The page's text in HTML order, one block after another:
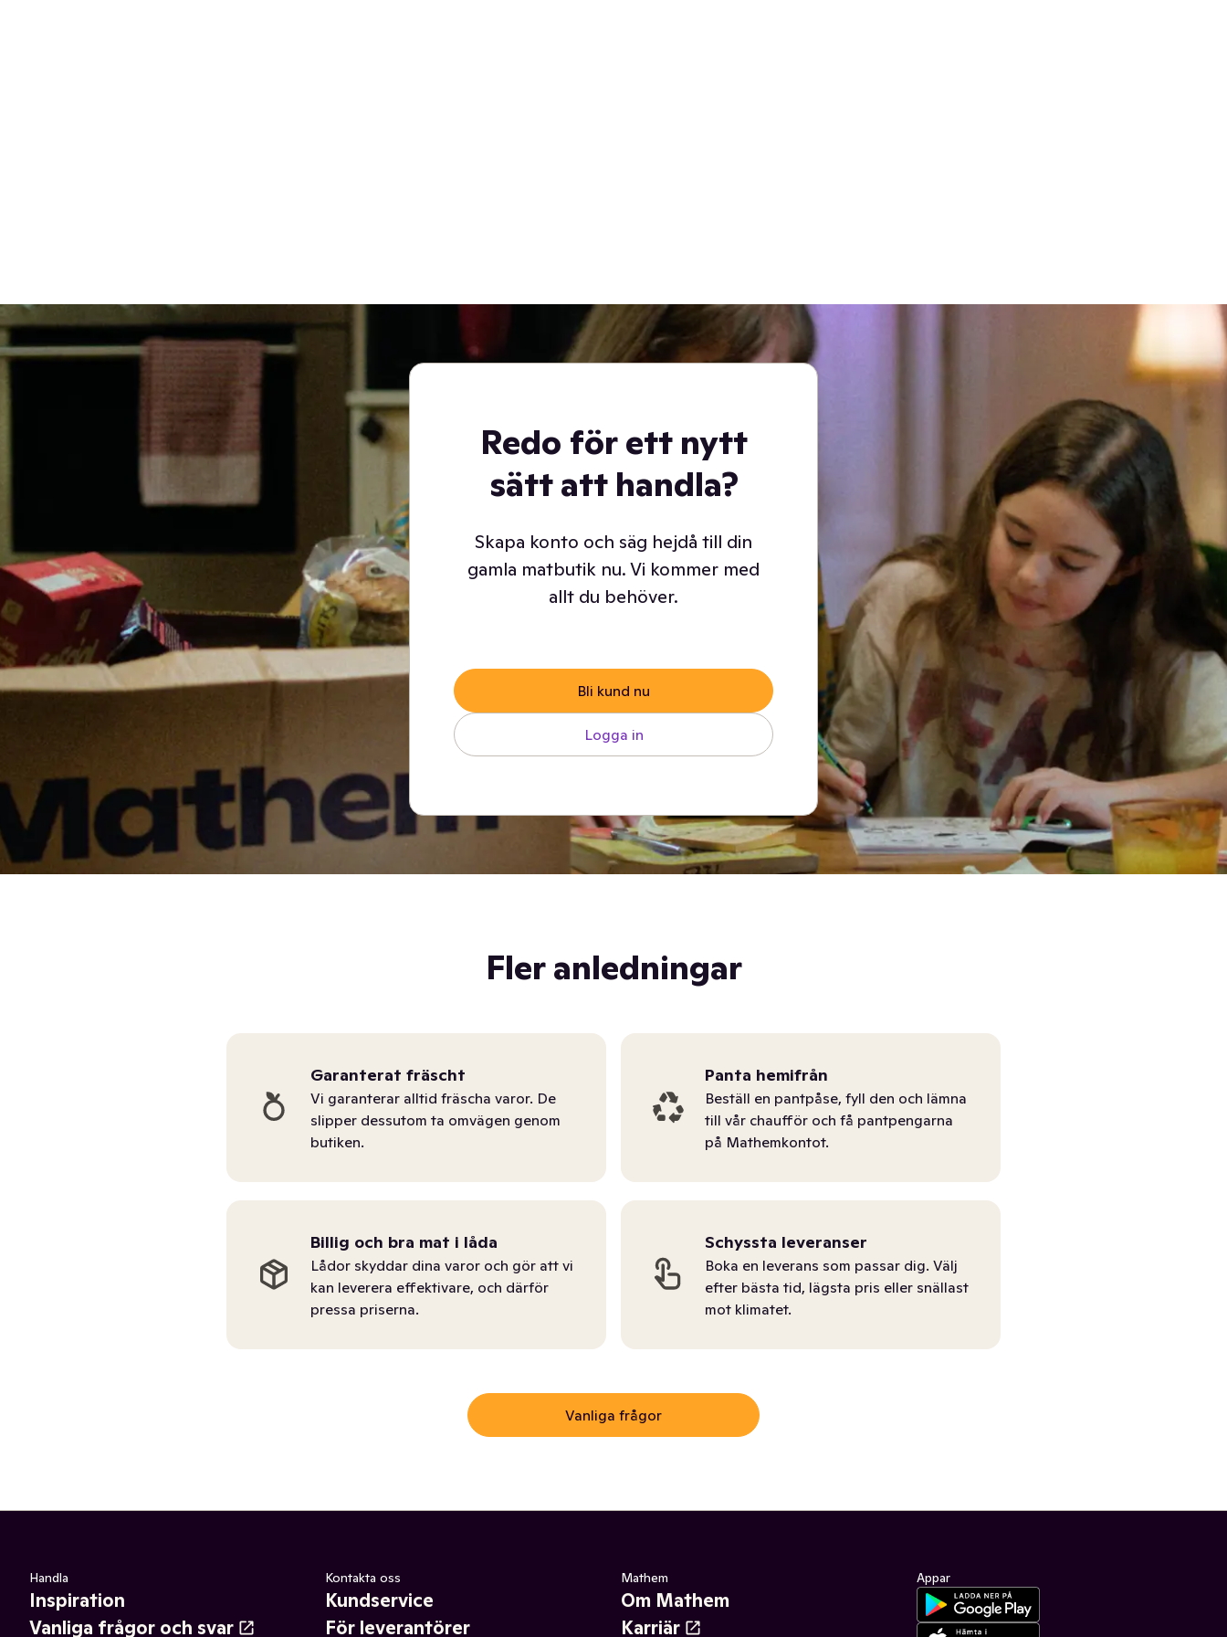
Redo för ett nytt
sätt att handla?
Skapa konto och säg hejdå till din
gamla matbutik nu. Vi kommer med
allt du behöver.
Bli kund nu
Logga in
Fler anledningar
Garanterat fräscht
Vi garanterar alltid fräscha varor. De
slipper dessutom ta omvägen genom
butiken.
Panta hemifrån
Beställ en pantpåse, fyll den och lämna
till vår chaufför och få pantpengarna
på Mathemkontot.
Billig och bra mat i låda
Lådor skyddar dina varor och gör att vi
kan leverera effektivare, och därför
pressa priserna.
Schyssta leveranser
Boka en leverans som passar dig. Välj
efter bästa tid, lägsta pris eller snällast
mot klimatet.
Vanliga frågor
Handla
Inspiration
Vanliga frågor och svar
Kontakta oss
Kundservice
För leverantörer
Mathem
Om Mathem
Karriär
Appar